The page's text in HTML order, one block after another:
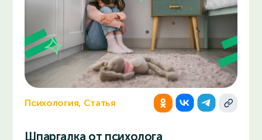
Психология, Статья
Шпаргалка от психолога